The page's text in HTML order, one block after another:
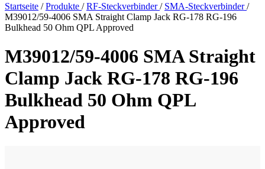
Startseite / Produkte / RF-Steckverbinder/ SMA-Steckverbinder/
M39012/59-4006 SMA Straight Clamp Jack RG-178 RG-196
Bulkhead 50 Ohm QPL Approved
M39012/59-4006 SMA Straight
Clamp Jack RG-178 RG-196
Bulkhead 50 Ohm QPL
Approved